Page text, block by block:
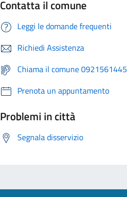
Contatta il comune
Leggi le domande frequenti
Richiedi Assistenza
Chiama il comune 0921561445
Prenota un appuntamento
Problemi in città
Segnala disservizio